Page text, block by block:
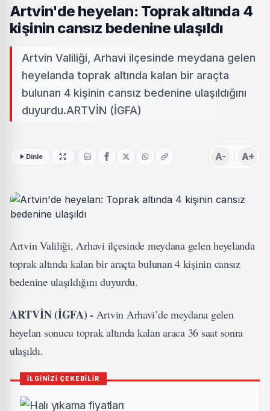
Artvin'de heyelan: Toprak altında 4
kişinin cansız bedenine ulaşıldı
Artvin Valiliği, Arhavi ilçesinde meydana gelen
heyelanda toprak altında kalan bir araçta
bulunan 4 kişinin cansız bedenine ulaşıldığını
duyurdu.ARTVİN (İGFA)
Dinle A- A+
Artvin Valiliği, Arhavi ilçesinde meydana gelen heyelanda
toprak altında kalan bir araçta bulunan 4 kişinin cansız
bedenine ulaşıldığını duyurdu.
ARTVİN (İGFA) -Artvin Arhavi’de meydana gelen
heyelan sonucu toprak altında kalan araca 36 saat sonra
ulaşıldı.
İLGİNİZİ ÇEKEBİLİR